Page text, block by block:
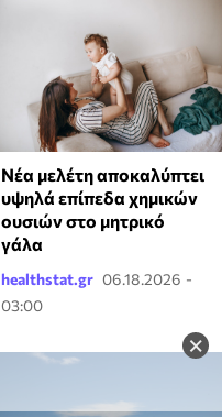
×
Νέα μελέτη αποκαλύπτει
υψηλά επίπεδα χημικών
ουσιών στο μητρικό
γάλα
healthstat.gr 06.18.2026 -
03:00